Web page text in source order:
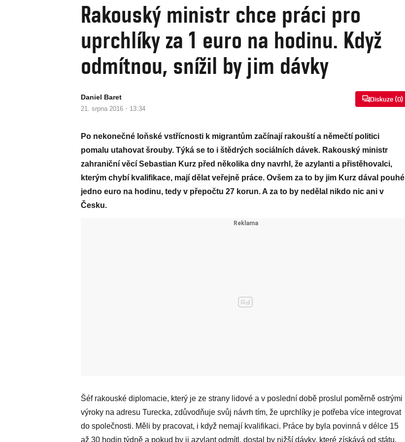
Rakouský ministr chce práci pro
uprchlíky za 1 euro na hodinu. Když
odmítnou, snížil by jim dávky
Daniel Baret
21. srpna 2016 · 13:34
Diskuze (0)
Po nekonečné loňské vstřícnosti k migrantům začínají rakouští a němečtí politici
pomalu utahovat šrouby. Týká se to i štědrých sociálních dávek. Rakouský ministr
zahraniční věcí Sebastian Kurz před několika dny navrhl, že azylanti a přistěhovalci,
kterým chybí kvalifikace, mají dělat veřejně práce. Ovšem za to by jim Kurz dával pouhé
jedno euro na hodinu, tedy v přepočtu 27 korun. A za to by nedělal nikdo nic ani v
Česku.
Šéf rakouské diplomacie, který je ze strany lidové a v poslední době proslul poměrně ostrými
výroky na adresu Turecka, zdůvodňuje svůj návrh tím, že uprchlíky je potřeba více integrovat
do společnosti. Měli by pracovat, i když nemají kvalifikaci. Práce by byla povinná v délce 15
až 30 hodin týdně a pokud by ji azylant odmítl, dostal by nižší dávky, které získává od státu.